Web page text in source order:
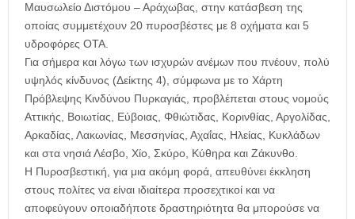
Μαυσωλείο Διστόμου – Αράχωβας, στην κατάσβεση της
οποίας συμμετέχουν 20 πυροσβέστες με 8 οχήματα και 5
υδροφόρες ΟΤΑ.
Για σήμερα και λόγω των ισχυρών ανέμων που πνέουν, πολύ
υψηλός κίνδυνος (Δείκτης 4), σύμφωνα με το Xάρτη
Πρόβλεψης Κινδύνου Πυρκαγιάς, προβλέπεται στους νομούς
Αττικής, Βοιωτίας, Εύβοιας, Φθιώτιδας, Κορινθίας, Αργολίδας,
Αρκαδίας, Λακωνίας, Μεσσηνίας, Αχαΐας, Ηλείας, Κυκλάδων
και στα νησιά Λέσβο, Χίο, Σκύρο, Κύθηρα και Ζάκυνθο.
Η Πυροσβεστική, για μια ακόμη φορά, απευθύνει έκκληση
στους πολίτες να είναι ιδιαίτερα προσεχτικοί και να
αποφεύγουν οποιαδήποτε δραστηριότητα θα μπορούσε να